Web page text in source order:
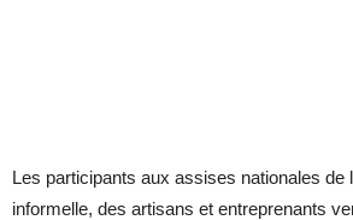
Les participants aux assises nationales de
informelle, des artisans et entreprenants